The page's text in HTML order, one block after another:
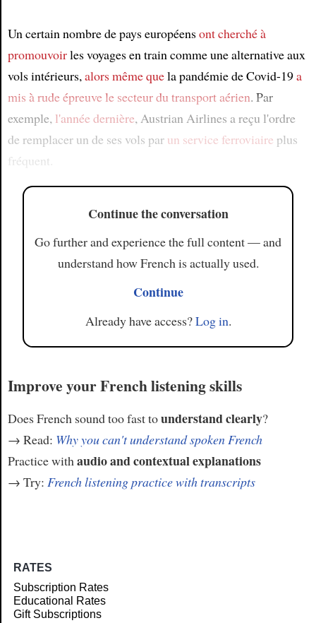
Un certain nombre de pays européensont cherché à
promouvoirles voyages en train comme une alternative aux
vols intérieurs, alors même quela pandémie de Covid-19a
mis à rude épreuvele secteur du transport aérien. Par
exemple, l'année dernière, Austrian Airlines a reçu l'ordre
de remplacer un de ses vols par un service ferroviaire plus
fréquent.
Continue the conversation
Go further and experience the full content — and
understand how French is actually used.
Continue
Already have access?Log in.
Improve your French listening skills
Does French sound too fast tounderstand clearly?
→ Read: Why you can't understand spoken French
Practice withaudio and contextual explanations
→ Try: French listening practice with transcripts
RATES
Subscription Rates
Educational Rates
Gift Subscriptions